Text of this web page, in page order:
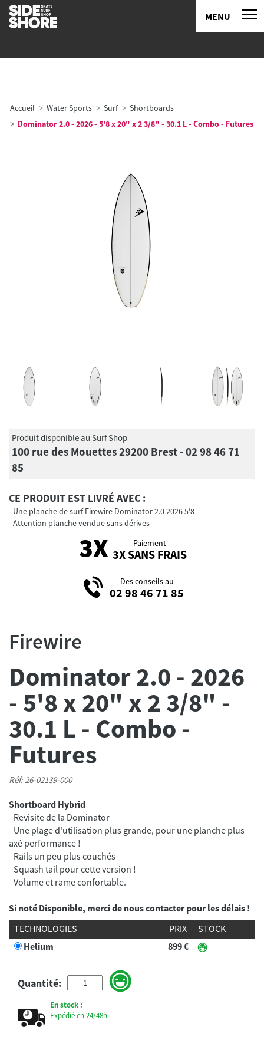
MENU
Accueil Water Sports Surf
Shortboards
Dominator 2.0 - 2026 - 5'8 x 20" x 2 3/8" - 30.1 L - Combo - Futures
Produit disponible au Surf Shop
100 rue des Mouettes 29200 Brest - 02 98 46 71
85
CE PRODUIT EST LIVRÉ AVEC :
Une planche de surf Firewire Dominator 2.0 2026 5'8
Attention planche vendue sans dérives
Paiement
3X SANS FRAIS
Des conseils au
02 98 46 71 85
Firewire
Dominator 2.0 - 2026
- 5'8 x 20" x 2 3/8" -
30.1 L - Combo -
Futures
Réf: 26-02139-000
Shortboard Hybrid
- Revisite de la Dominator
- Une plage d'utilisation plus grande, pour une planche plus
axé performance !
- Rails un peu plus couchés
- Squash tail pour cette version !
Si noté Disponible, merci de nous contacter pour les délais !
TECHNOLOGIES
PRIX
STOCK
Helium
899 €
Quantité:
En stock :
Expédié en 24/48h